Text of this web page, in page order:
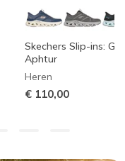
Skechers Slip-ins:
Aphtur
Heren
€ 110,00